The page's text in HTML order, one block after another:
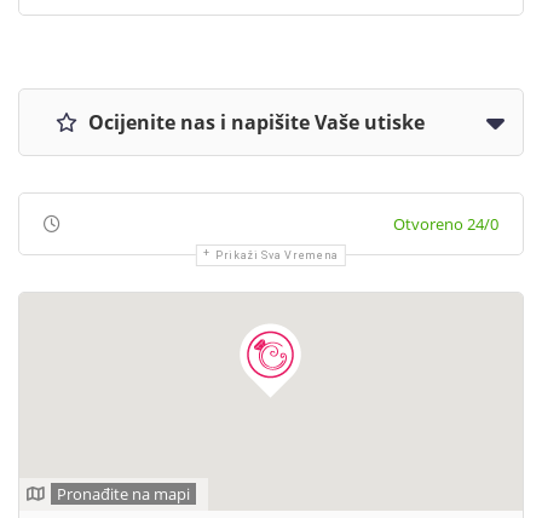
Ocijenite nas i napišite Vaše utiske
Otvoreno 24/0
Prikaži Sva Vremena
Pronađite na mapi